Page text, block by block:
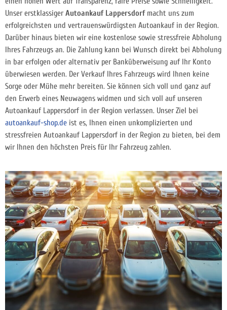
Unser erstklassigerAutoankauf Lappersdorfmacht uns zum
erfolgreichsten und vertrauenswürdigsten Autoankauf in der Region.
Darüber hinaus bieten wir eine kostenlose sowie stressfreie Abholung
Ihres Fahrzeugs an. Die Zahlung kann bei Wunsch direkt bei Abholung
in bar erfolgen oder alternativ per Banküberweisung auf Ihr Konto
überwiesen werden. Der Verkauf Ihres Fahrzeugs wird Ihnen keine
Sorge oder Mühe mehr bereiten. Sie können sich voll und ganz auf
den Erwerb eines Neuwagens widmen und sich voll auf unseren
Autoankauf Lappersdorf in der Region verlassen. Unser Ziel bei
autoankauf-shop.de ist es, Ihnen einen unkomplizierten und
stressfreien Autoankauf Lappersdorf in der Region zu bieten, bei dem
wir Ihnen den höchsten Preis für Ihr Fahrzeug zahlen.